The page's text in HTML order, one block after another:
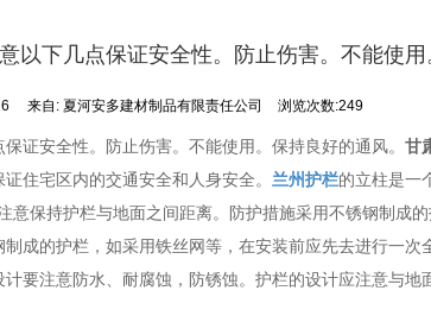
以下几点保证安全性。防止伤害。不能使用
来自: 夏河安多建材制品有限责任公司 浏览次数:249
证安全性。防止伤害。不能使用。保持良好的通风。 甘
住宅区内的交通安全和人身安全。 兰州护栏的立柱是一
意保持护栏与地面之间距离。防护措施采用不锈钢制成
成的护栏，如采用铁丝网等，在安装前应先去进行一次
要注意防水、耐腐蚀，防锈蚀。护栏的设计应注意与地